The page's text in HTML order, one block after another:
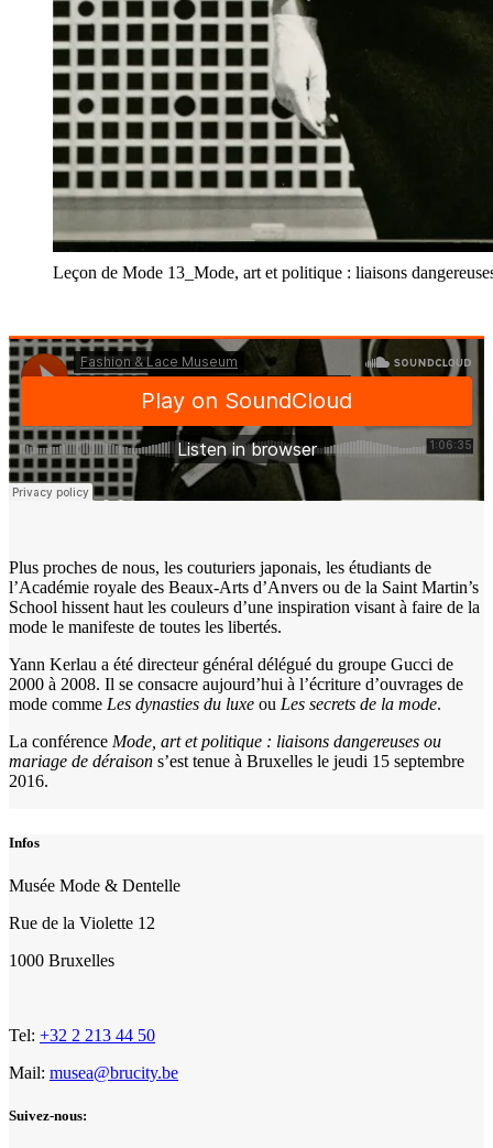
Leçon de Mode 13_Mode, art et politique : liaisons
Plus proches de nous, les couturiers japonais, les étudiants de
l’Académie royale des Beaux-Arts d’Anvers ou de la Saint Martin’s
School hissent haut les couleurs d’une inspiration visant à faire de la
mode le manifeste de toutes les libertés.
Yann Kerlau a été directeur général délégué du groupe Gucci de
2000 à 2008. Il se consacre aujourd’hui à l’écriture d’ouvrages de
mode comme Les dynasties du luxe ou Les secrets de la mode.
La conférence Mode, art et politique : liaisons dangereuses ou
mariage de déraison s’est tenue à Bruxelles le jeudi 15 septembre
2016.
Infos
Musée Mode & Dentelle
Rue de la Violette 12
1000 Bruxelles
Tel: +32 2 213 44 50
Mail: musea@brucity.be
Suivez-nous: